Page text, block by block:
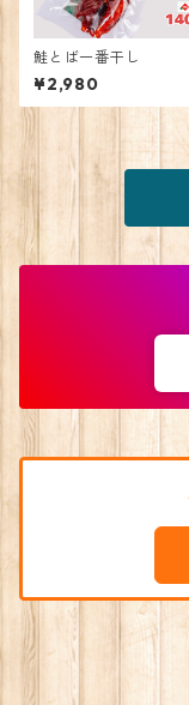
鮭とば一番干し
¥2,980